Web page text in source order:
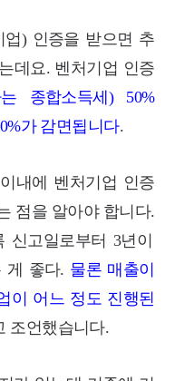
업) 인증을 받으면 추
데요. 벤처기업 인증
종합소득세) 50%
가 감면됩니다.
내에 벤처기업 인증
점을 알아야 합니다.
고일로부터 3년이
게 좋다. 물론 매출이
이 어느 정도 진행된
조언했습니다.